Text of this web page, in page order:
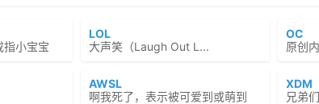
指小宝宝
LOL
大声笑（Laugh Out L...
OC
原创
AWSL
啊我死了，表示被可爱到或萌到
XDM
兄弟们